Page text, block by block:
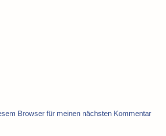
Browser für meinen nächsten Kommentar